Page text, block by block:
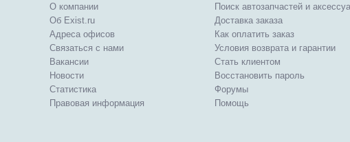
О компании
Об Exist.ru
Адреса офисов
Связаться с нами
Вакансии
Новости
Статистика
Правовая информация
Поиск автозапчастей и
Доставка заказа
Как оплатить заказ
Условия возврата и гарантии
Стать клиентом
Восстановить пароль
Форумы
Помощь